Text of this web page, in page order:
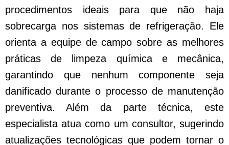
procedimentos ideais para que não haja
sobrecarga nos sistemas de refrigeração. Ele
orienta a equipe de campo sobre as melhores
práticas de limpeza química e mecânica,
garantindo que nenhum componente seja
danificado durante o processo de manutenção
preventiva. Além da parte técnica, este
especialista atua como um consultor, sugerindo
atualizações tecnológicas que podem tornar o